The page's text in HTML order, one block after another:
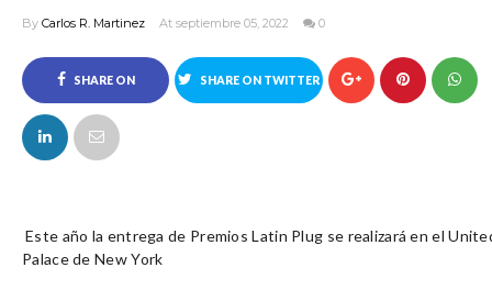
By Carlos R. Martinez At septiembre 05, 2022 0
SHARE ON
FACEBOOK
SHARE ON TWITTER
Este año la entrega de Premios Latin Plug se realizará en el
Palace de New York